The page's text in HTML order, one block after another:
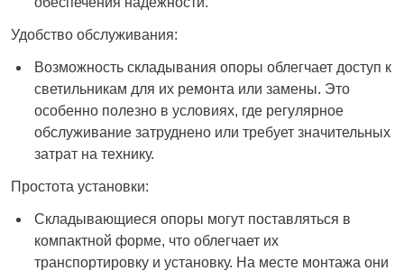
Удобство обслуживания:
Возможность складывания опоры облегчает доступ к
светильникам для их ремонта или замены. Это
особенно полезно в условиях, где регулярное
обслуживание затруднено или требует значительных
затрат на технику.
Простота установки:
Складывающиеся опоры могут поставляться в
компактной форме, что облегчает их
транспортировку и установку. На месте монтажа они